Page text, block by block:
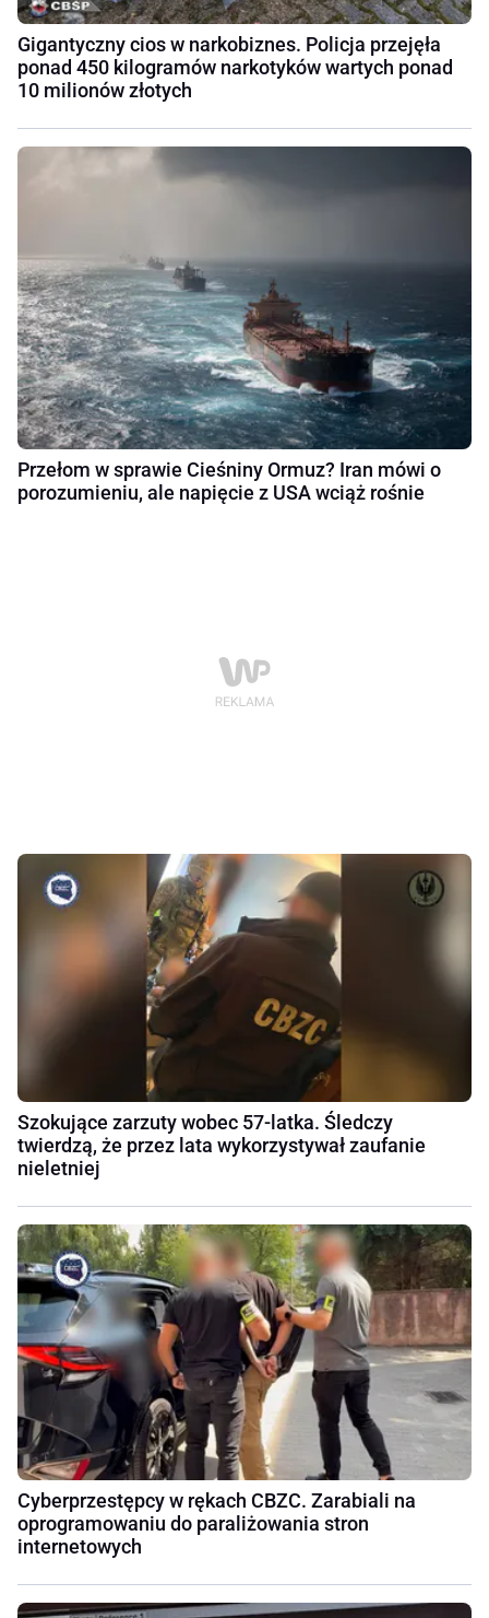
Gigantyczny cios w narkobiznes. Policja przejęła
ponad 450 kilogramów narkotyków wartych ponad
10 milionów złotych
Przełom w sprawie Cieśniny Ormuz? Iran mówi o
porozumieniu, ale napięcie z USA wciąż rośnie
Szokujące zarzuty wobec 57-latka. Śledczy
twierdzą, że przez lata wykorzystywał zaufanie
nieletniej
Cyberprzestępcy w rękach CBZC. Zarabiali na
oprogramowaniu do paraliżowania stron
internetowych